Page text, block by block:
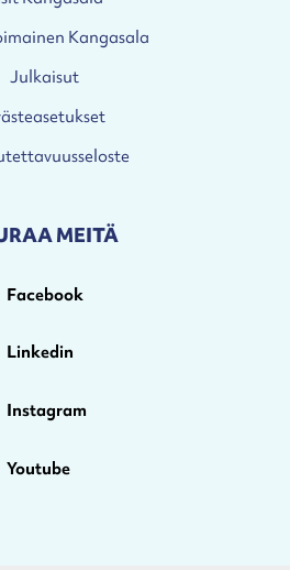
Kangasala
Julkaisut
MEITÄ
Facebook
Linkedin
Instagram
Youtube